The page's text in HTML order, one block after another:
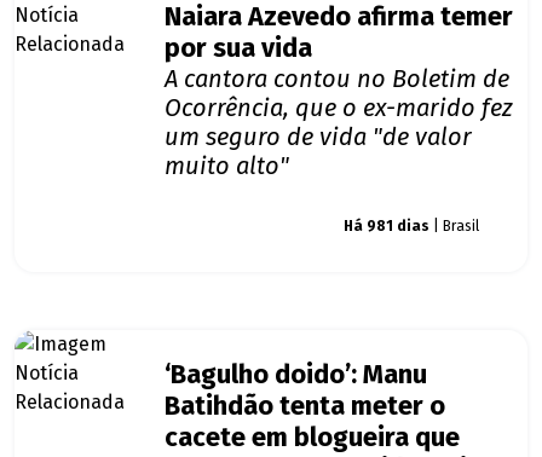
Naiara Azevedo afirma temer
por sua vida
A cantora contou no Boletim de
Ocorrência, que o ex-marido fez
um seguro de vida "de valor
muito alto"
Há 981 dias | Brasil
‘Bagulho doido’: Manu
Batihdão tenta meter o
cacete em blogueira que